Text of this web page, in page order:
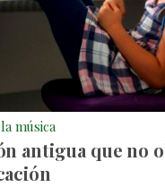
música
antigua que no